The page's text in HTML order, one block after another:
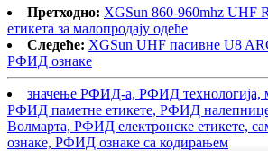
Претходно: XGSun 860-960mhz UHF
етикета за малопродају одеће
Следеће: XGSun UHF пасивне U8
РФИД ознаке
значење РФИД-а, РФИД технологија,
РФИД паметне етикете, РФИД налепнице
Волмарта, РФИД електронске етикете,
ознаке, РФИД ознаке са кодирањем